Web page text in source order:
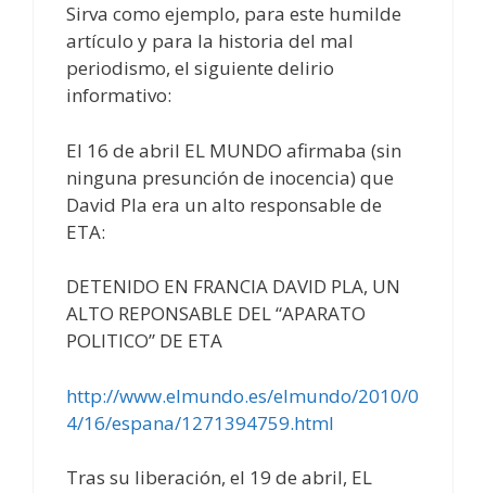
Sirva como ejemplo, para este humilde
artículo y para la historia del mal
periodismo, el siguiente delirio
informativo:
El 16 de abril EL MUNDO afirmaba (sin
ninguna presunción de inocencia) que
David Pla era un alto responsable de
ETA:
DETENIDO EN FRANCIA DAVID PLA, UN
ALTO REPONSABLE DEL “APARATO
POLITICO” DE ETA
http://www.elmundo.es/elmundo/2010/0
4/16/espana/1271394759.html
Tras su liberación, el 19 de abril, EL